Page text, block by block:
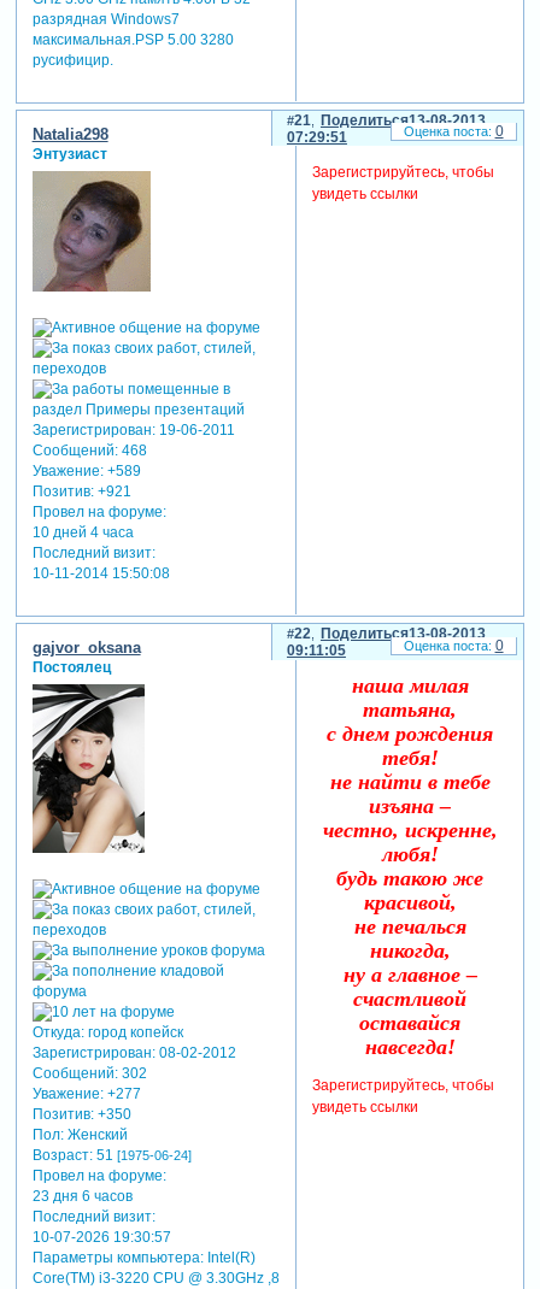
разрядная Windows7
максимальная.PSP 5.00 3280
русифицир.
Поделиться
21
13-08-2013
07:29:51
Natalia298
Энтузиаст
Зарегистрирован: 19-06-2011
Сообщений:468
Уважение: +589
Позитив: +921
Провел на форуме:
10 дней 4 часа
Последний визит:
10-11-2014 15:50:08
Зарегистрируйтесь, чтобы
увидеть ссылки
0
Поделиться
22
13-08-2013
09:11:05
gajvor_oksana
Постоялец
Откуда:город копейск
Зарегистрирован: 08-02-2012
Сообщений:302
Уважение: +277
Позитив: +350
Пол:Женский
Возраст:51 [1975-06-24]
Провел на форуме:
23 дня 6 часов
Последний визит:
10-07-2026 19:30:57
Параметры компьютера:Intel(R)
Core(TM) i3-3220 CPU @ 3.30GHz ,8
наша милая
татьяна,
с днем рождения
тебя!
не найти в тебе
изъяна –
честно, искренне,
любя!
будь такою же
красивой,
не печалься
никогда,
ну а главное –
счастливой
оставайся
навсегда!
Зарегистрируйтесь, чтобы
увидеть ссылки
0